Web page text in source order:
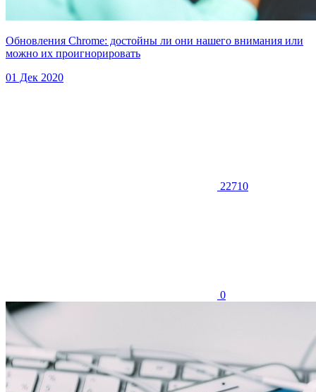
Обновления Chrome: достойны ли они нашего внимания или
можно их проигнорировать
01 Дек 2020
22710
0